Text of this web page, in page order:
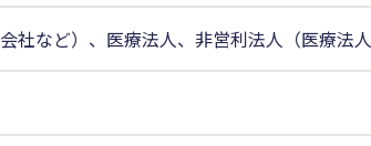
社など）、医療法人、非営利法人（医療法人